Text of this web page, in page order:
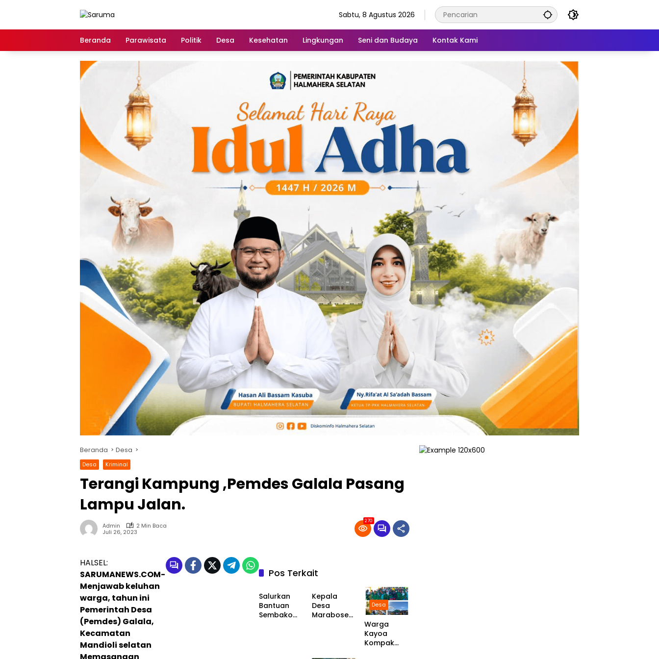
Sabtu, 8 Agustus 2026
Beranda Parawisata Politik Desa Kesehatan Lingkungan Seni dan Budaya Kontak Kami
Beranda Desa
Desa Kriminal
Terangi Kampung ,Pemdes Galala Pasang
Lampu Jalan.
Admin
2 Min Baca
Juli 26, 2023
270
HALSEL:
SARUMANEWS.COM-
Menjawab keluhan
warga, tahun ini
Pemerintah Desa
(Pemdes) Galala,
Kecamatan
Mandioli selatan
Memasangan
Pos Terkait
Desa
Salurkan
Bantuan
Sembako
Kepala
Desa
Marabose
Desa
Warga
Kayoa
Kompak
Desa